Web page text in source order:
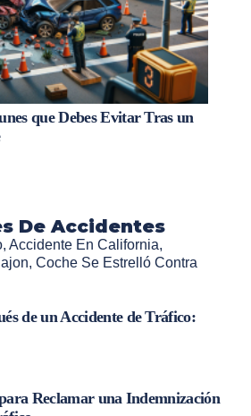
que Debes Evitar Tras un
De Accidentes
, Accidente En California,
, Coche Se Estrelló Contra
de un Accidente de Tráfico:
Reclamar una Indemnización